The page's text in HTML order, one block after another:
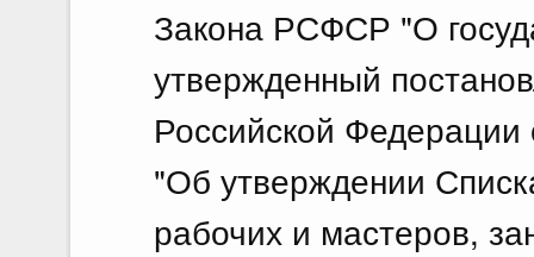
Закона РСФСР "О
утвержденный
Российской
"Об утверждении
рабочих и мастеров,